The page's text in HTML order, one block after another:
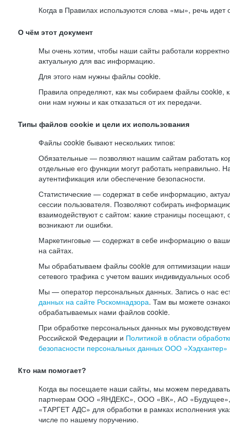
Когда в Правилах используются слова «мы», речь
О чём этот документ
Мы очень хотим, чтобы наши сайты работали
актуальную для вас информацию.
Для этого нам нужны файлы cookie.
Правила определяют, как мы собираем файлы cookie,
они нам нужны и как отказаться от их передачи.
Типы файлов cookie и цели их использования
Файлы cookie бывают нескольких типов:
Обязательные — позволяют нашим сайтам работать
отдельные его функции могут работать неправильно.
аутентификация или обеспечение безопасности.
Статистические — содержат в себе информацию,
сессии пользователя. Позволяют собирать
взаимодействуют с сайтом: какие страницы посещают,
возникают ли ошибки.
Маркетинговые — содержат в себе информацию о
на сайтах.
Мы обрабатываем файлы cookie для оптимизации
сетевого трафика с учетом ваших индивидуальных
Мы — оператор персональных данных. Запись о нас
данных на сайте Роскомнадзора. Там вы можете
обрабатываемых нами файлов cookie.
При обработке персональных данных мы
Российской Федерации и Политикой в области
безопасности персональных данных ООО «Хэдхантер»
Кто нам помогает?
Когда вы посещаете наши сайты, мы можем
партнерам ООО «ЯНДЕКС», ООО «ВК», АО
«ТАРГЕТ АДС» для обработки в рамках исполнения
числе по нашему поручению.